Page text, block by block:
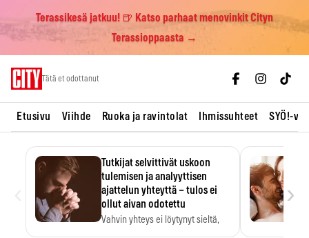
Terassikesä jatkuu! 🍺 Katso parhaat menovinkit Cityn
Terassioppaasta →
Tätä et odottanut
Etusivu Viihde Ruoka ja ravintolat Ihmissuhteet SYÖ!-
Tutkijat selvittivät uskoon
tulemisen ja analyyttisen
ajattelun yhteyttä – tulos ei
ollut aivan odotettu
Vahvin yhteys ei löytynyt sieltä,
›